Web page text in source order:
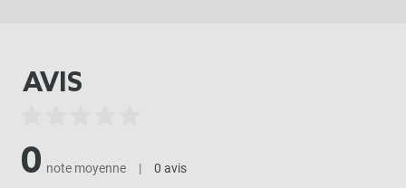
AVIS
0 note moyenne | 0 avis